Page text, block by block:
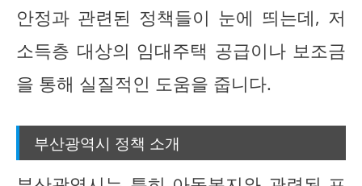
안정과 관련된 정책들이 눈에 띄는데, 저
소득층 대상의 임대주택 공급이나 보조금
을 통해 실질적인 도움을 줍니다.
부산광역시 정책 소개